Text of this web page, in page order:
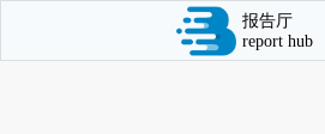
报告厅
report hub